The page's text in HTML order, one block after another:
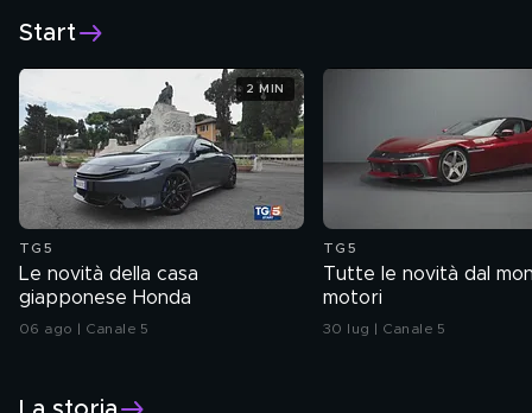
Start
TG5
Le novità della casa
giapponese Honda
06 ago | Canale 5
2 MIN
TG5
Tutte le novità dal
motori
30 lug | Canale 5